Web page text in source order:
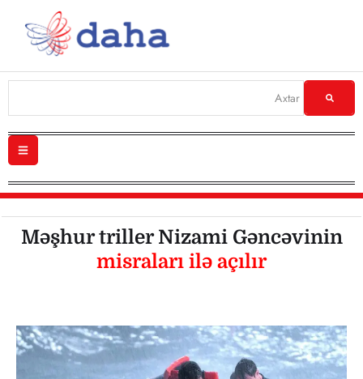
Məşhur triller Nizami Gəncəvinin
misraları ilə açılır